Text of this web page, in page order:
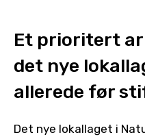
Et prioritert
det nye
allerede før
Det nye lokallaget i